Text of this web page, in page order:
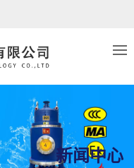
电话：0533-4518439
新闻中心